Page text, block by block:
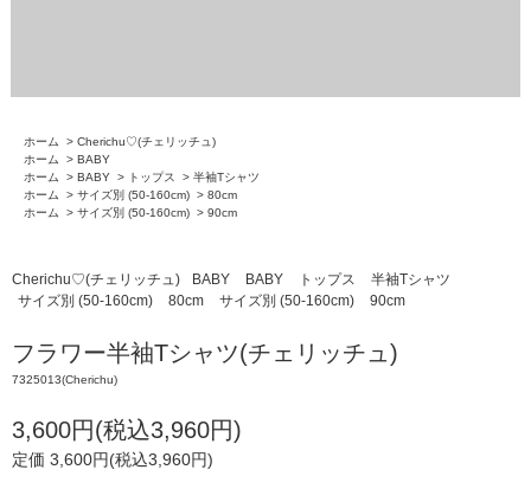
ホーム > Cherichu♡(チェリッチュ)
ホーム
> BABY
ホーム
> BABY > トップス > 半袖Tシャツ
ホーム
> サイズ別 (50-160cm) > 80cm
ホーム
> サイズ別 (50-160cm) > 90cm
Cherichu♡(チェリッチュ) BABY BABY トップス
半袖Tシャツ
サイズ別 (50-160cm)
80cm サイズ別 (50-160cm) 90cm
フラワー半袖Tシャツ(チェリッチュ)
7325013(Cherichu)
3,600円(税込3,960円)
定価 3,600円(税込3,960円)